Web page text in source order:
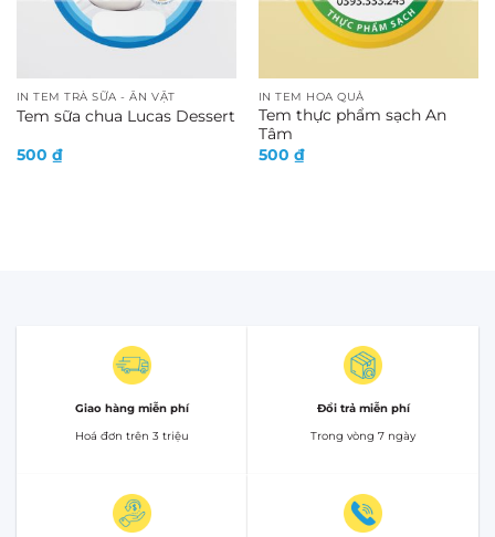
IN TEM TRÀ SỮA - ĂN VẶT
Tem sữa chua Lucas Dessert
500 ₫
IN TEM HOA QUẢ
Tem thực phẩm sạch An
Tâm
500 ₫
Giao hàng miễn phí
Hoá đơn trên 3 triệu
Đổi trả miễn phí
Trong vòng 7 ngày